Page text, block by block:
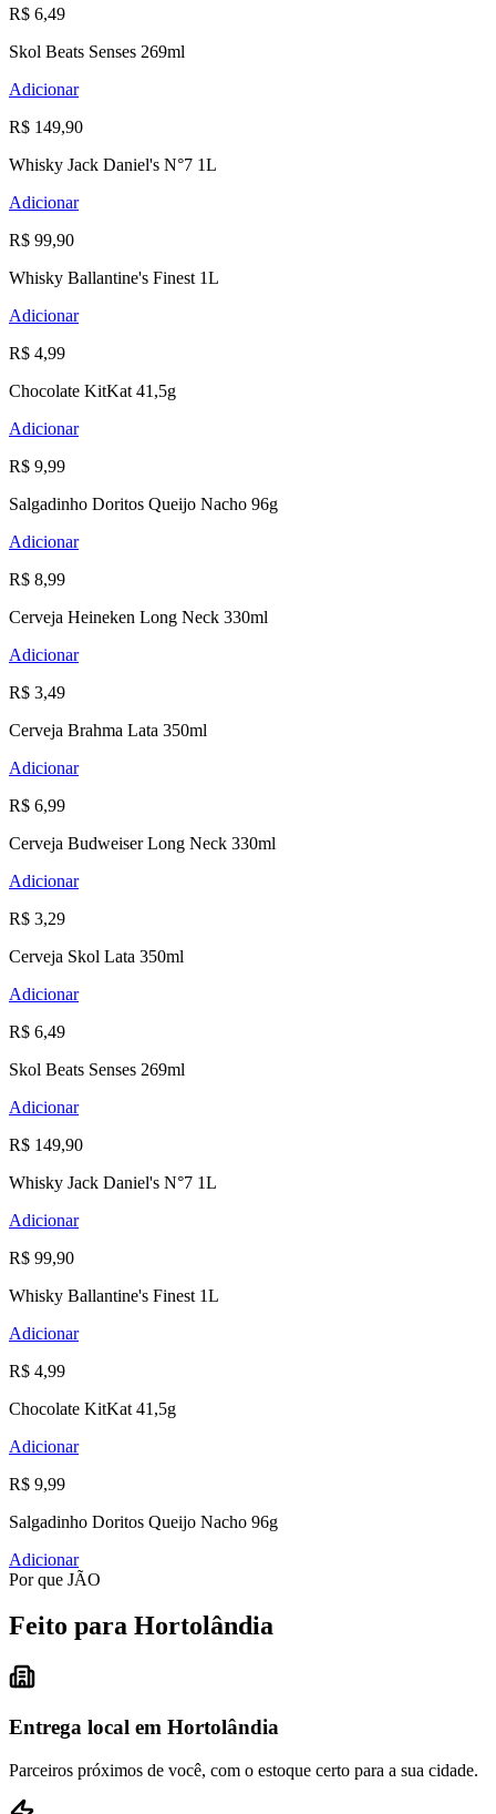
R$ 6,49
Skol Beats Senses 269ml
Adicionar
R$ 149,90
Whisky Jack Daniel's N°7 1L
Adicionar
R$ 99,90
Whisky Ballantine's Finest 1L
Adicionar
R$ 4,99
Chocolate KitKat 41,5g
Adicionar
R$ 9,99
Salgadinho Doritos Queijo Nacho 96g
Adicionar
R$ 8,99
Cerveja Heineken Long Neck 330ml
Adicionar
R$ 3,49
Cerveja Brahma Lata 350ml
Adicionar
R$ 6,99
Cerveja Budweiser Long Neck 330ml
Adicionar
R$ 3,29
Cerveja Skol Lata 350ml
Adicionar
R$ 6,49
Skol Beats Senses 269ml
Adicionar
R$ 149,90
Whisky Jack Daniel's N°7 1L
Adicionar
R$ 99,90
Whisky Ballantine's Finest 1L
Adicionar
R$ 4,99
Chocolate KitKat 41,5g
Adicionar
R$ 9,99
Salgadinho Doritos Queijo Nacho 96g
Adicionar
Por que JÃO
Feito para Hortolândia
Entrega local em Hortolândia
Parceiros próximos de você, com o estoque certo para a sua cidade.